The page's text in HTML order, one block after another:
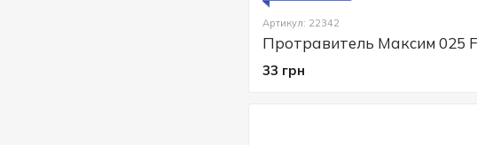
Артикул: 22342
33 грн